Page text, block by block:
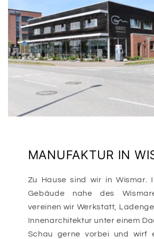
MANUFAKTUR IN
Zu Hause sind wir in Wismar.
Gebäude nahe des
vereinen wir Werkstatt,
Innenarchitektur unter einem
Schau gerne vorbei und wirf